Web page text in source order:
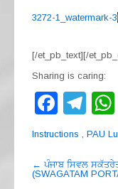
3272-1_watermark-3
[/et_pb_text][/
Sharing is caring:
F
a
e
T
el
gr
Instructions , PAU
Post
navigation
← ਪੰਜਾਬ ਸਿਵਲ
(SWAGATAM